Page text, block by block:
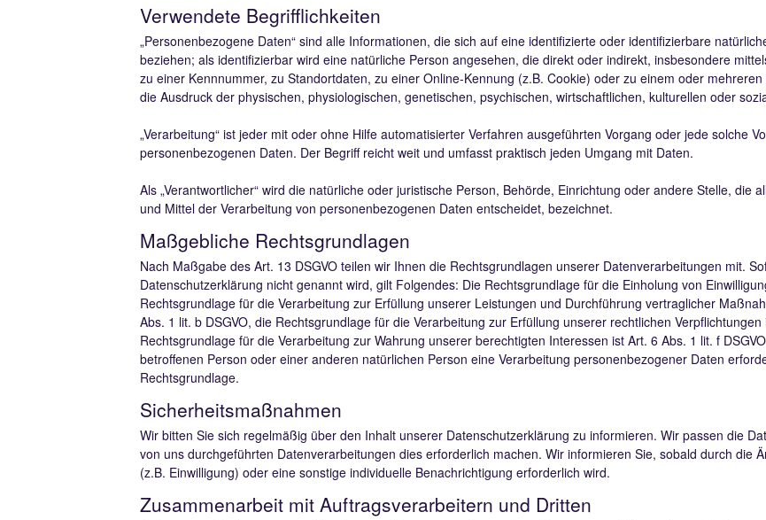
Verwendete Begrifflichkeiten
„Personenbezogene Daten“ sind alle Informationen, die sich auf eine identifizierte oder identifizierbare
beziehen; als identifizierbar wird eine natürliche Person angesehen, die direkt oder indirekt, insbesondere
zu einer Kennnummer, zu Standortdaten, zu einer Online-Kennung (z.B. Cookie) oder zu einem oder
die Ausdruck der physischen, physiologischen, genetischen, psychischen, wirtschaftlichen, kulturellen oder
„Verarbeitung“ ist jeder mit oder ohne Hilfe automatisierter Verfahren ausgeführten Vorgang oder jede solche
personenbezogenen Daten. Der Begriff reicht weit und umfasst praktisch jeden Umgang mit Daten.
Als „Verantwortlicher“ wird die natürliche oder juristische Person, Behörde, Einrichtung oder andere Stelle, die
und Mittel der Verarbeitung von personenbezogenen Daten entscheidet, bezeichnet.
Maßgebliche Rechtsgrundlagen
Nach Maßgabe des Art. 13 DSGVO teilen wir Ihnen die Rechtsgrundlagen unserer Datenverarbeitungen mit.
Datenschutzerklärung nicht genannt wird, gilt Folgendes: Die Rechtsgrundlage für die Einholung von
Rechtsgrundlage für die Verarbeitung zur Erfüllung unserer Leistungen und Durchführung vertraglicher
Abs. 1 lit. b DSGVO, die Rechtsgrundlage für die Verarbeitung zur Erfüllung unserer rechtlichen
Rechtsgrundlage für die Verarbeitung zur Wahrung unserer berechtigten Interessen ist Art. 6 Abs. 1 lit. f
betroffenen Person oder einer anderen natürlichen Person eine Verarbeitung personenbezogener Daten
Rechtsgrundlage.
Sicherheitsmaßnahmen
Wir bitten Sie sich regelmäßig über den Inhalt unserer Datenschutzerklärung zu informieren. Wir passen die
von uns durchgeführten Datenverarbeitungen dies erforderlich machen. Wir informieren Sie, sobald durch die
(z.B. Einwilligung) oder eine sonstige individuelle Benachrichtigung erforderlich wird.
Zusammenarbeit mit Auftragsverarbeitern und Dritten